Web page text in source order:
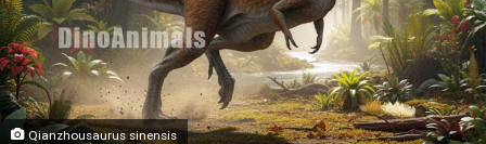
Qianzhousaurus sinensis